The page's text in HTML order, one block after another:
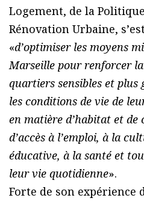
Logement, de la
Rénovation Urbaine,
«dʼoptimiser les moyens
Marseille pour renforcer
quartiers sensibles et
les conditions de vie de
en matière dʼhabitat et de
dʼaccès à lʼemploi, à la
éducative, à la santé et
leur vie quotidienne».
Forte de son expérience